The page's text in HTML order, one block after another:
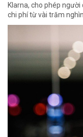
Klarna, cho phép
chi phí từ vài trăm